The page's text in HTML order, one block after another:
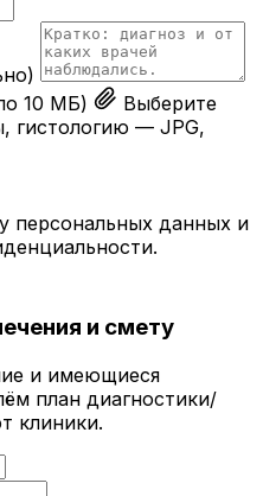
10 МБ)
Выберите
гистологию — JPG,
персональных данных и
.
и смету
и имеющиеся
план диагностики/
клиники.